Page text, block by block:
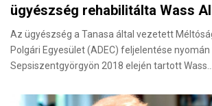
ügyészség rehabilitálta Wass
Az ügyészség a Tanasa által vezetett
Polgári Egyesület (ADEC) feljelentése
Sepsiszentgyörgyön 2018 elején tartott Wass…